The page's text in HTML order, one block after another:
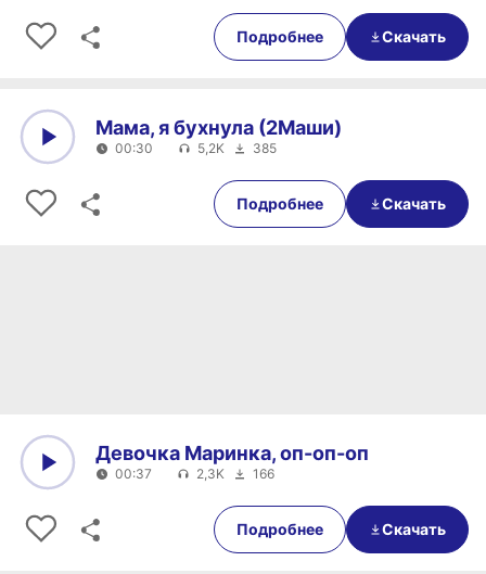
00:32
Подробнее Скачать
00:30
Мама, я бухнула (2Маши)
00:30 5,2K 385
Подробнее Скачать
00:37
Девочка Маринка, оп-оп-оп
00:37 2,3K 166
Подробнее Скачать